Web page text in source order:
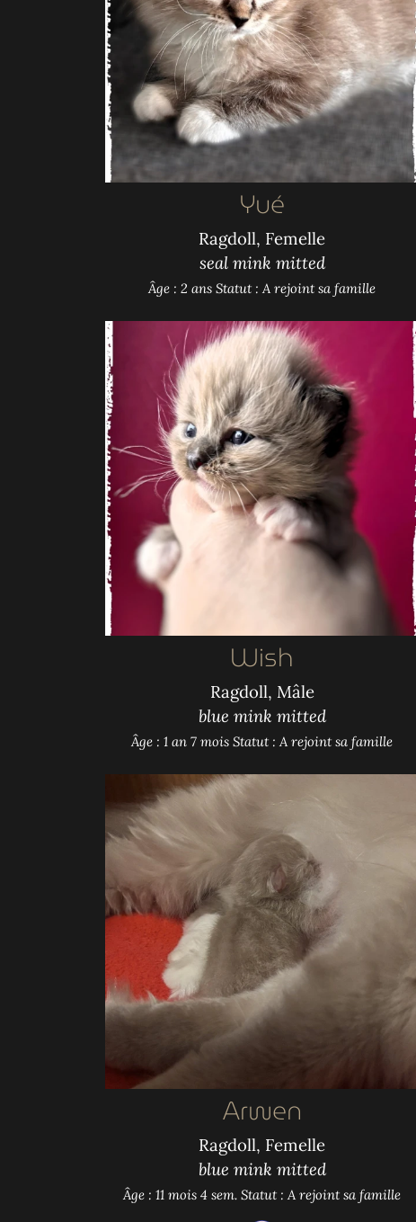
Yué
Ragdoll, Femelle
seal mink mitted
Âge : 2 ansStatut : A rejoint sa famille
Wish
Ragdoll, Mâle
blue mink mitted
Âge : 1 an 7 moisStatut : A rejoint sa famille
Arwen
Ragdoll, Femelle
blue mink mitted
Âge : 11 mois 4 sem.Statut : A rejoint sa famille